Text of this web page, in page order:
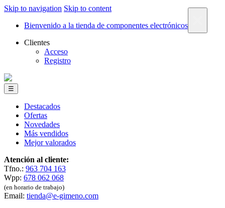
Skip to navigation Skip to content
Bienvenido a la tienda de componentes electrónicos
Clientes
Acceso
Registro
☰
Destacados
Ofertas
Novedades
Más vendidos
Mejor valorados
Atención al cliente:
Tfno.: 963 704 163
Wpp: 678 062 068
(en horario de trabajo)
Email: tienda@e-gimeno.com